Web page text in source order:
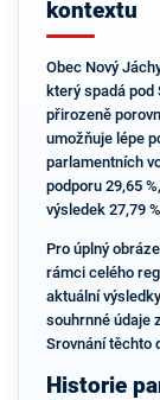
kontextu
Obec Nový
který spadá
přirozeně
umožňuje lépe
parlamentních
podporu 29,65
výsledek 27,79
Pro úplný
rámci celého
aktuální výsledky
souhrnné údaje
Srovnání těchto
Historie